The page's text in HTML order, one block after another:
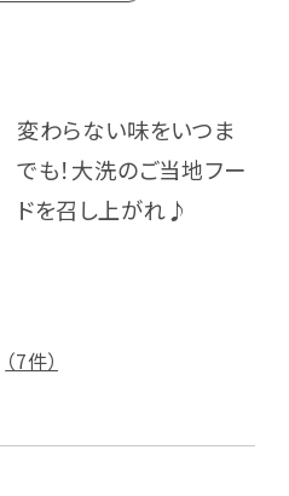
変わらない味をいつま
でも！大洗のご当地フー
ドを召し上がれ♪
（7件）